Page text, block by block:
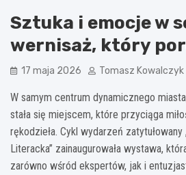
Sztuka i emocje w
wernisaż, który
17 maja 2026 Tomasz Kowalczyk
W samym centrum dynamicznego
stała się miejscem, które przyciąga
rękodzieła. Cykl wydarzeń
Literacka” zainaugurowała wystawa,
zarówno wśród ekspertów, jak i